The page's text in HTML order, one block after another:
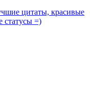
цитаты, красивые
статусы =)